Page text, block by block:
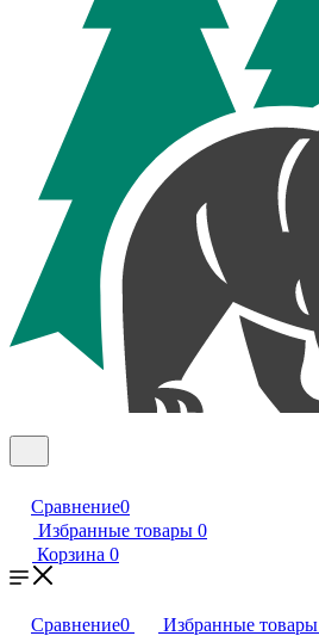
Сравнение0
Избранные товары 0
Корзина 0
Сравнение0 Избранные товары